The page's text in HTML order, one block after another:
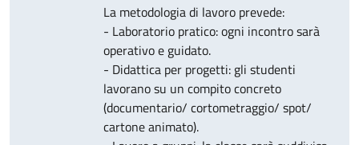
La metodologia di lavoro prevede:
- Laboratorio pratico: ogni incontro sarà
operativo e guidato.
- Didattica per progetti: gli studenti
lavorano su un compito concreto
(documentario/ cortometraggio/ spot/
cartone animato).